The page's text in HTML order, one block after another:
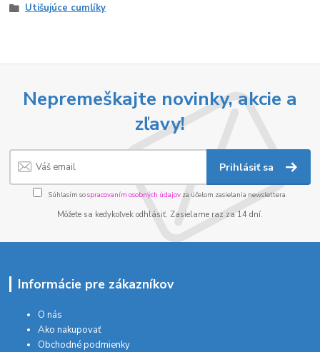
Utišujúce cumlíky
Nepremeškajte novinky, akcie a
zľavy!
Prihlásiť sa
Súhlasím sospracovaním osobných údajov za účelom zasielania newslettera.
Môžete sa kedykoľvek odhlásiť. Zasielame raz za 14 dní.
Informácie pre zákazníkov
O nás
Ako nakupovať
Obchodné podmienky